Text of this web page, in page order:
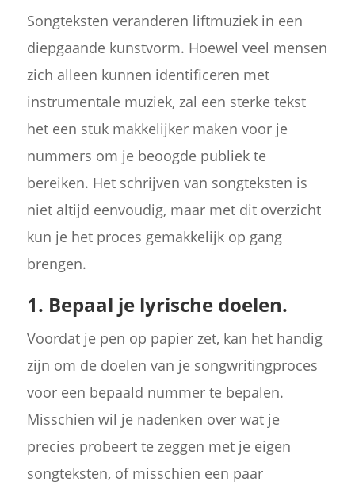
Songteksten veranderen liftmuziek in een
diepgaande kunstvorm. Hoewel veel mensen
zich alleen kunnen identificeren met
instrumentale muziek, zal een sterke tekst
het een stuk makkelijker maken voor je
nummers om je beoogde publiek te
bereiken. Het schrijven van songteksten is
niet altijd eenvoudig, maar met dit overzicht
kun je het proces gemakkelijk op gang
brengen.
1. Bepaal je lyrische doelen.
Voordat je pen op papier zet, kan het handig
zijn om de doelen van je songwritingproces
voor een bepaald nummer te bepalen.
Misschien wil je nadenken over wat je
precies probeert te zeggen met je eigen
songteksten, of misschien een paar